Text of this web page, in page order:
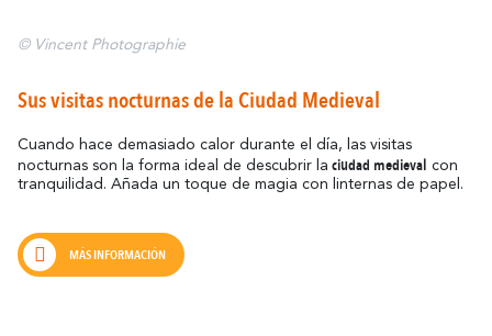
Sus visitas nocturnas de la Ciudad Medieval
Cuando hace demasiado calor durante el día, las visitas
nocturnas son la forma ideal de descubrir la ciudad medieval con
tranquilidad. Añada un toque de magia con linternas de papel.
MÁS INFORMACIÓN
© Vincent Photographie